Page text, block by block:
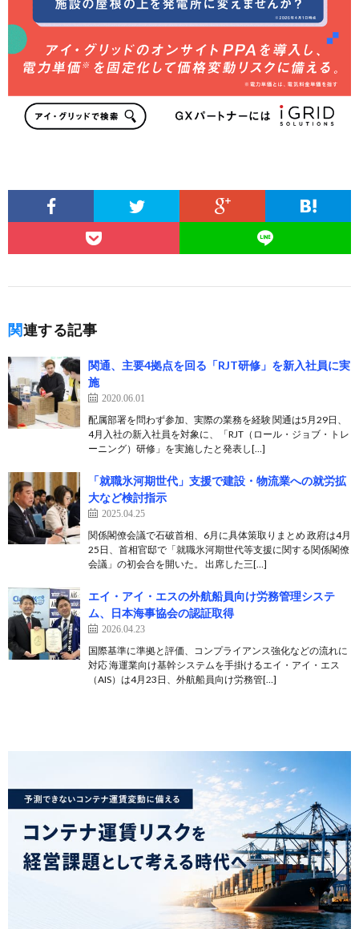
関連する記事
関通、主要4拠点を回る「RJT研修」を新入社員に実
施
2020.06.01
配属部署を問わず参加、実際の業務を経験 関通は5月29日、
4月入社の新入社員を対象に、「RJT（ロール・ジョブ・トレ
ーニング）研修」を実施したと発表し[…]
「就職氷河期世代」支援で建設・物流業への就労拡
大など検討指示
2025.04.25
関係閣僚会議で石破首相、6月に具体策取りまとめ 政府は4月
25日、首相官邸で「就職氷河期世代等支援に関する関係閣僚
会議」の初会合を開いた。 出席した三[…]
エイ・アイ・エスの外航船員向け労務管理システ
ム、日本海事協会の認証取得
2026.04.23
国際基準に準拠と評価、コンプライアンス強化などの流れに
対応 海運業向け基幹システムを手掛けるエイ・アイ・エス
（AIS）は4月23日、外航船員向け労務管[…]